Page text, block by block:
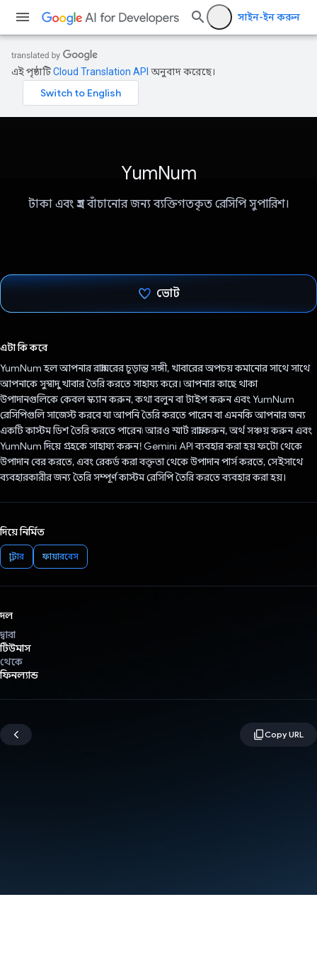
সাইন-ইন করুন
এই পৃষ্ঠাটিCloud Translation API অনুবাদ করেছে।
YumNum
টাকা এবং গ্রহ বাঁচানোর জন্য ব্যক্তিগতকৃত রেসিপি সুপারিশ।
ভোট
এটা কি করে
YumNum হল আপনার রান্নাঘরের চূড়ান্ত সঙ্গী, খাবারের অপচয় কমানোর সাথে সাথে
আপনাকে সুস্বাদু খাবার তৈরি করতে সাহায্য করে। আপনার কাছে থাকা
উপাদানগুলিকে কেবল স্ক্যান করুন, কথা বলুন বা টাইপ করুন এবং YumNum
রেসিপিগুলি সাজেস্ট করবে যা আপনি তৈরি করতে পারেন বা এমনকি আপনার জন্য
একটি কাস্টম ডিশ তৈরি করতে পারেন৷ আরও স্মার্ট রান্না করুন, অর্থ সঞ্চয় করুন এবং
YumNum দিয়ে গ্রহকে সাহায্য করুন! Gemini API ব্যবহার করা হয় ফটো থেকে
উপাদান বের করতে, এবং রেকর্ড করা বক্তৃতা থেকে উপাদান পার্স করতে, সেইসাথে
ব্যবহারকারীর জন্য তৈরি সম্পূর্ণ কাস্টম রেসিপি তৈরি করতে ব্যবহার করা হয়।
দিয়ে নির্মিত
ফ্লাটার ফায়ারবেস
দল
দ্বারা
টিউমাস
থেকে
ফিনল্যান্ড